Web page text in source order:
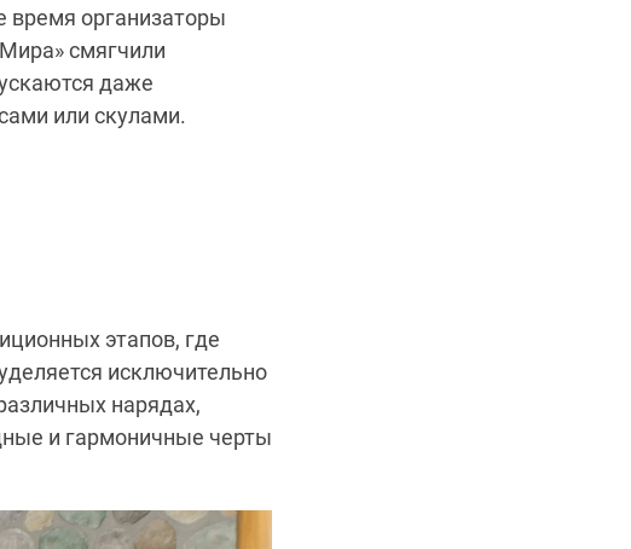
время организаторы
смягчили
даже
или скулами.
этапов, где
исключительно
нарядах,
и гармоничные черты